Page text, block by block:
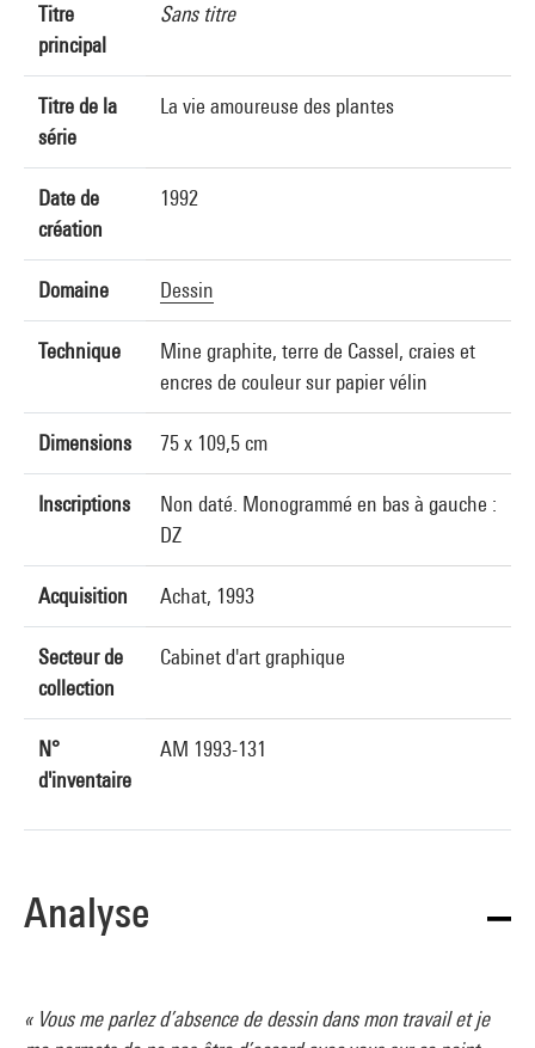
Titre
principal
Sans titre
Titre de la
série
La vie amoureuse des plantes
Date de
création
1992
Domaine Dessin
Technique
Mine graphite, terre de Cassel, craies et
encres de couleur sur papier vélin
Dimensions 75 x 109,5 cm
Inscriptions
Non daté. Monogrammé en bas à gauche :
DZ
Acquisition Achat, 1993
Secteur de
collection
Cabinet d'art graphique
N°
d'inventaire
AM 1993-131
Analyse
« Vous me parlez d’absence de dessin dans mon travail et je